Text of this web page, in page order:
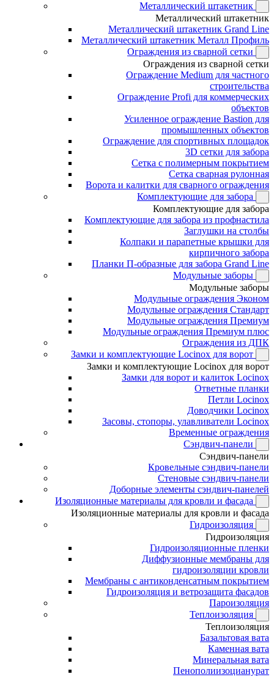
Металлический штакетник
Металлический штакетник
Металлический штакетник Grand Line
Металлический штакетник Металл Профиль
Ограждения из сварной сетки
Ограждения из сварной сетки
Ограждение Medium для частного
строительства
Ограждение Profi для коммерческих
объектов
Усиленное ограждение Bastion для
промышленных объектов
Ограждение для спортивных площадок
3D сетки для забора
Сетка с полимерным покрытием
Сетка сварная рулонная
Ворота и калитки для сварного ограждения
Комплектующие для забора
Комплектующие для забора
Комплектующие для забора из профнастила
Заглушки на столбы
Колпаки и парапетные крышки для
кирпичного забора
Планки П-образные для забора Grand Line
Модульные заборы
Модульные заборы
Модульные ограждения Эконом
Модульные ограждения Стандарт
Модульные ограждения Премиум
Модульные ограждения Премиум плюс
Ограждения из ДПК
Замки и комплектующие Locinox для ворот
Замки и комплектующие Locinox для ворот
Замки для ворот и калиток Locinox
Ответные планки
Петли Locinox
Доводчики Locinox
Засовы, стопоры, улавливатели Locinox
Временные ограждения
Сэндвич-панели
Сэндвич-панели
Кровельные сэндвич-панели
Стеновые сэндвич-панели
Доборные элементы сэндвич-панелей
Изоляционные материалы для кровли и фасада
Изоляционные материалы для кровли и фасада
Гидроизоляция
Гидроизоляция
Гидроизоляционные пленки
Диффузионные мембраны для
гидроизоляции кровли
Мембраны с антиконденсатным покрытием
Гидроизоляция и ветрозащита фасадов
Пароизоляция
Теплоизоляция
Теплоизоляция
Базальтовая вата
Каменная вата
Минеральная вата
Пенополиизоцианурат